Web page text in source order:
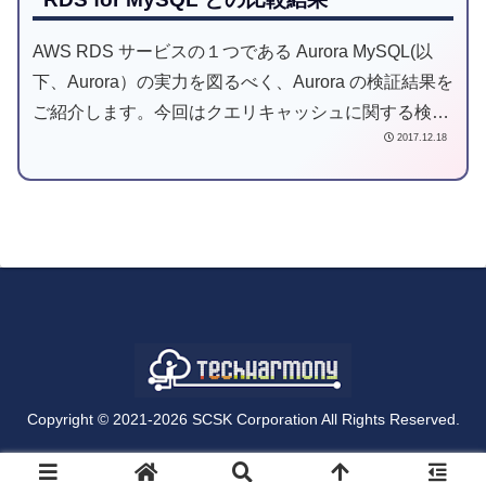
AWS RDS サービスの１つである Aurora MySQL(以
下、Aurora）の実力を図るべく、Aurora の検証結果を
ご紹介します。今回はクエリキャッシュに関する検証
2017.12.18
Copyright © 2021-2026 SCSK Corporation All Rights Reserved.